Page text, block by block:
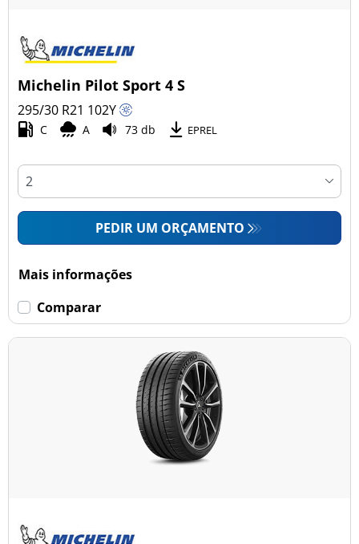
Michelin Pilot Sport 4 S
295/30 R21 102Y
C A 73 db EPREL
PEDIR UM ORÇAMENTO
Mais informações
Comparar